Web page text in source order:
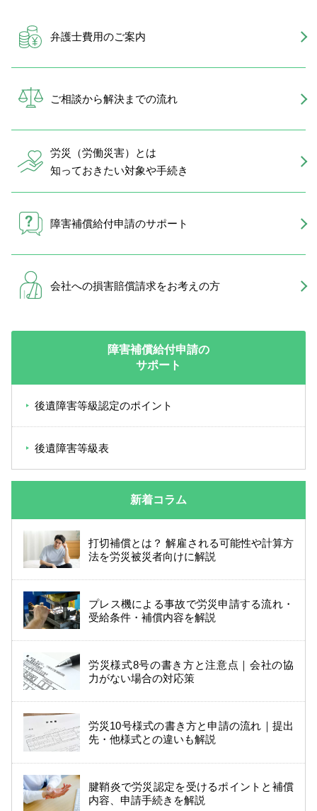
弁護士費用のご案内
ご相談から解決までの流れ
労災（労働災害）とは
知っておきたい対象や手続き
障害補償給付申請のサポート
会社への損害賠償請求をお考えの方
障害補償給付申請の
サポート
後遺障害等級認定のポイント
後遺障害等級表
新着コラム
打切補償とは？ 解雇される可能性や計算方
法を労災被災者向けに解説
プレス機による事故で労災申請する流れ・
受給条件・補償内容を解説
労災様式8号の書き方と注意点｜会社の協
力がない場合の対応策
労災10号様式の書き方と申請の流れ｜提出
先・他様式との違いも解説
腱鞘炎で労災認定を受けるポイントと補償
内容、申請手続きを解説